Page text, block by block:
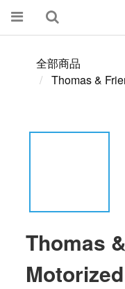
全部商品
Thomas &
Thomas